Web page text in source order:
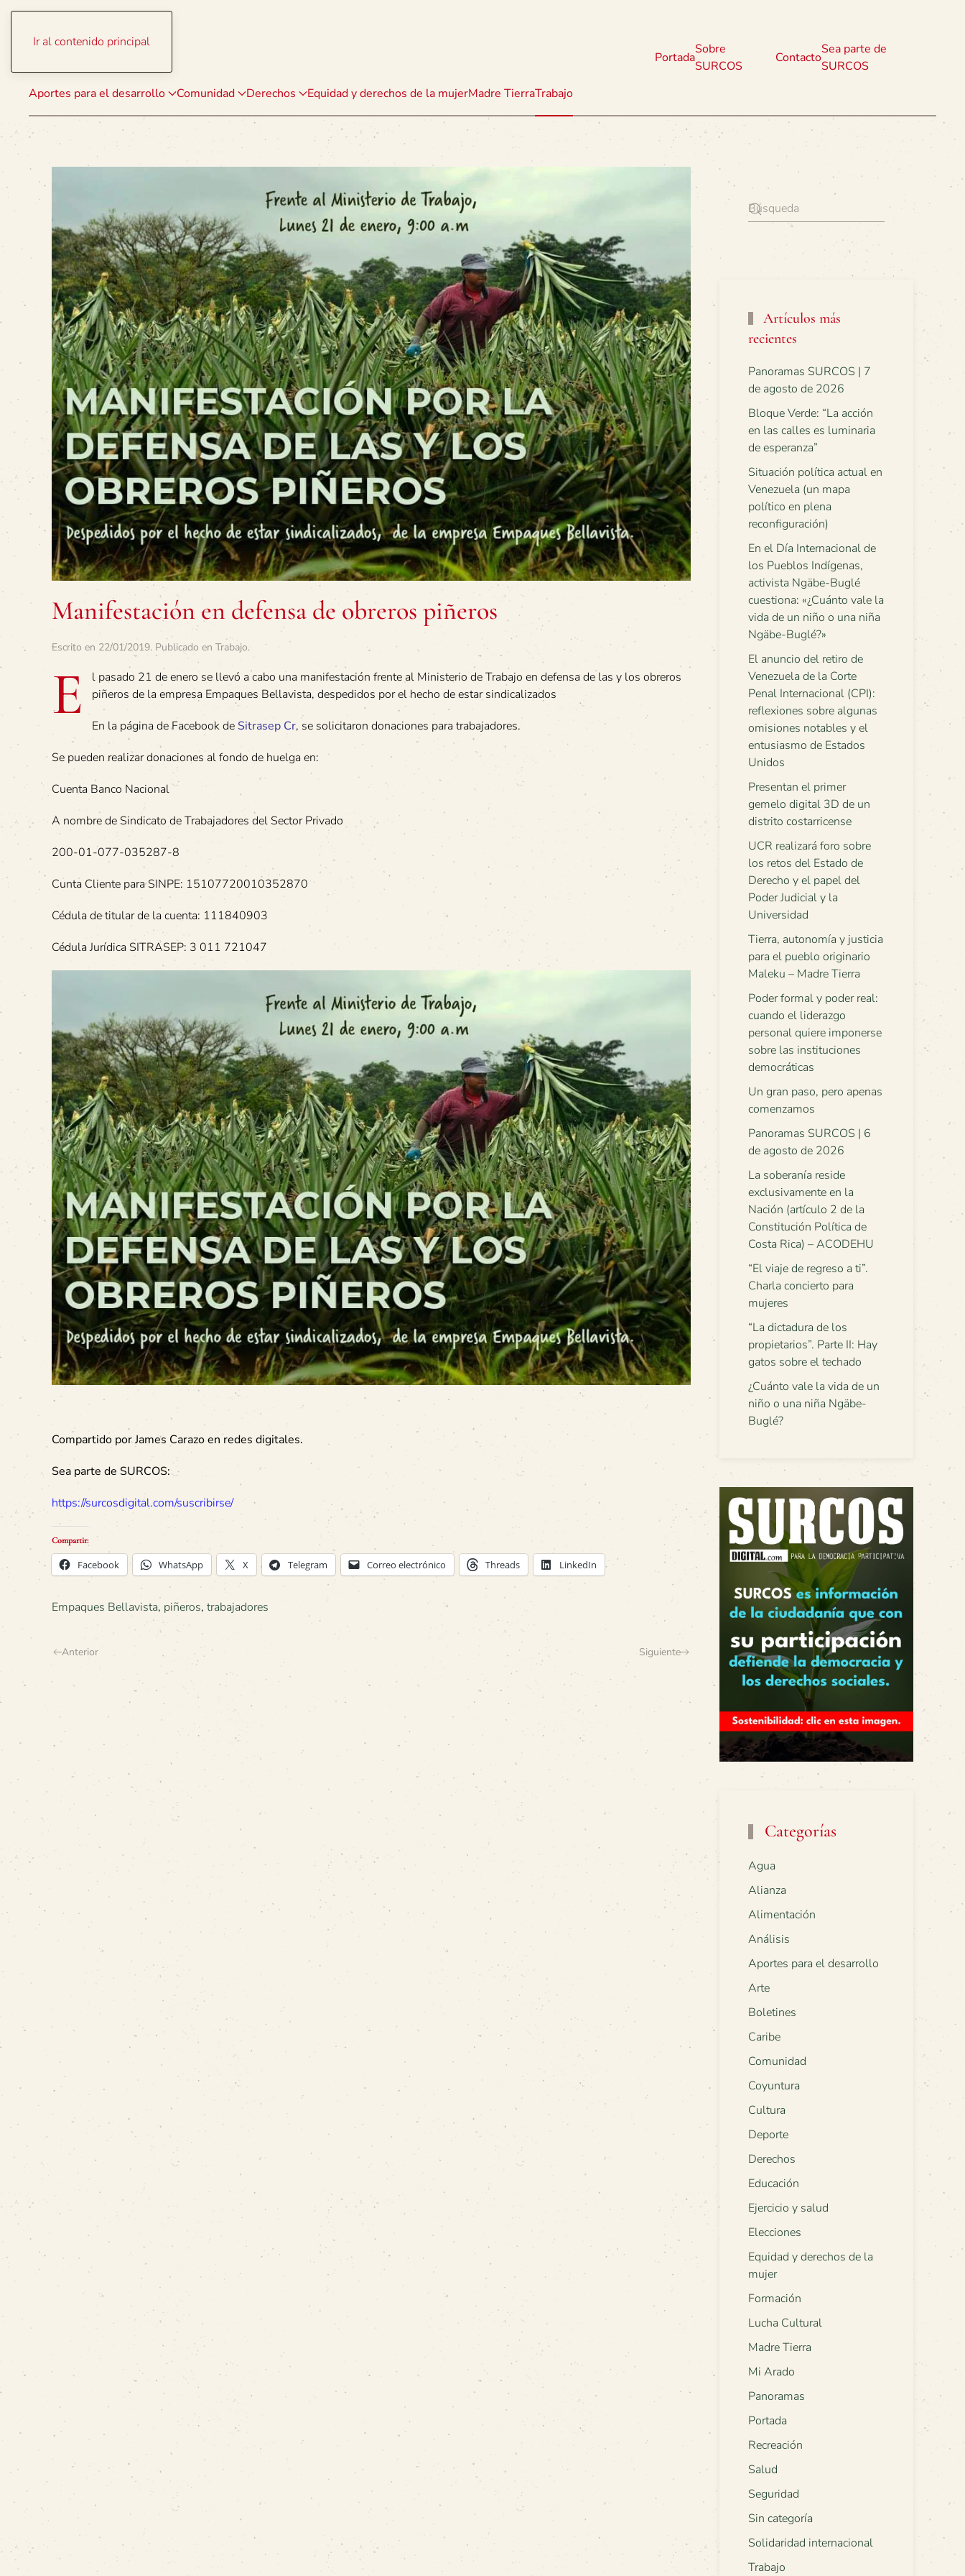
Ir al contenido principal
Aportes para el desarrollo Comunidad Derechos Equidad y derechos de la mujerMadre TierraTrabajo
Portada
Sobre
SURCOS
Contacto
Sea parte de
SURCOS
Manifestación en defensa de obreros piñeros
Escrito en 22/01/2019. Publicado en Trabajo.
E
l pasado 21 de enero se llevó a cabo una manifestación frente al Ministerio de Trabajo en defensa de las y los obreros
piñeros de la empresa Empaques Bellavista, despedidos por el hecho de estar sindicalizados
En la página de Facebook de Sitrasep Cr, se solicitaron donaciones para trabajadores.
Se pueden realizar donaciones al fondo de huelga en:
Cuenta Banco Nacional
A nombre de Sindicato de Trabajadores del Sector Privado
200-01-077-035287-8
Cunta Cliente para SINPE: 15107720010352870
Cédula de titular de la cuenta: 111840903
Cédula Jurídica SITRASEP: 3 011 721047
Compartido por James Carazo en redes digitales.
Sea parte de SURCOS:
https://surcosdigital.com/suscribirse/
Compartir:
Facebook WhatsApp X Telegram Correo electrónico Threads LinkedIn
Empaques Bellavista, piñeros, trabajadores
Anterior Siguiente
Artículos más
recientes
Panoramas SURCOS | 7
de agosto de 2026
Bloque Verde: “La acción
en las calles es luminaria
de esperanza”
Situación política actual en
Venezuela (un mapa
político en plena
reconfiguración)
En el Día Internacional de
los Pueblos Indígenas,
activista Ngäbe-Buglé
cuestiona: «¿Cuánto vale la
vida de un niño o una niña
Ngäbe-Buglé?»
El anuncio del retiro de
Venezuela de la Corte
Penal Internacional (CPI):
reflexiones sobre algunas
omisiones notables y el
entusiasmo de Estados
Unidos
Presentan el primer
gemelo digital 3D de un
distrito costarricense
UCR realizará foro sobre
los retos del Estado de
Derecho y el papel del
Poder Judicial y la
Universidad
Tierra, autonomía y justicia
para el pueblo originario
Maleku – Madre Tierra
Poder formal y poder real:
cuando el liderazgo
personal quiere imponerse
sobre las instituciones
democráticas
Un gran paso, pero apenas
comenzamos
Panoramas SURCOS | 6
de agosto de 2026
La soberanía reside
exclusivamente en la
Nación (artículo 2 de la
Constitución Política de
Costa Rica) – ACODEHU
“El viaje de regreso a ti”.
Charla concierto para
mujeres
“La dictadura de los
propietarios”. Parte II: Hay
gatos sobre el techado
¿Cuánto vale la vida de un
niño o una niña Ngäbe-
Buglé?
Categorías
Agua
Alianza
Alimentación
Análisis
Aportes para el desarrollo
Arte
Boletines
Caribe
Comunidad
Coyuntura
Cultura
Deporte
Derechos
Educación
Ejercicio y salud
Elecciones
Equidad y derechos de la
mujer
Formación
Lucha Cultural
Madre Tierra
Mi Arado
Panoramas
Portada
Recreación
Salud
Seguridad
Sin categoría
Solidaridad internacional
Trabajo